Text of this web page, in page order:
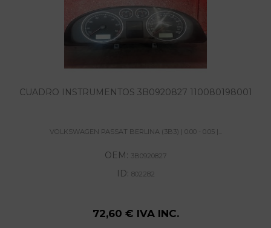
CUADRO INSTRUMENTOS 3B0920827 110080198001
VOLKSWAGEN PASSAT BERLINA (3B3) | 0.00 - 0.05 |...
OEM: 3B0920827
ID: 802282
72,60 € IVA INC.